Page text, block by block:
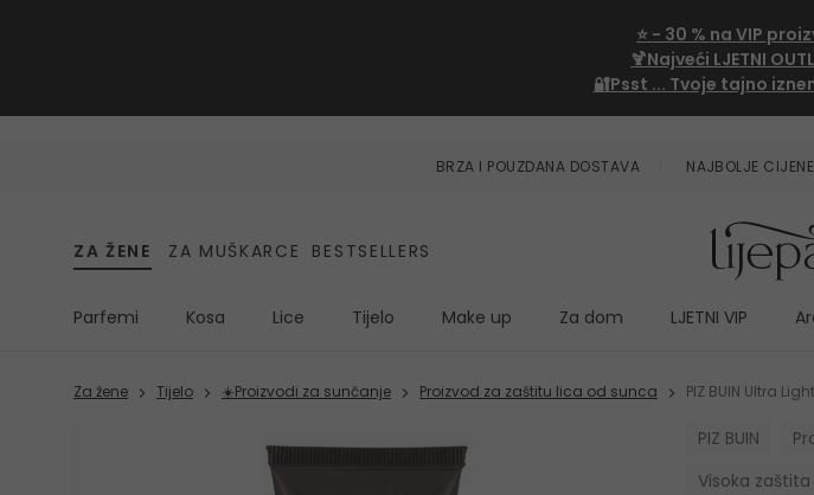
⭐ - 30 % na VIP
🍹Najveći LJETNI
🔐Psst ... Tvoje tajno
BRZA I POUZDANA DOSTAVA NAJBOLJE
ZA ŽENE ZA MUŠKARCE BESTSELLERS
Parfemi Kosa Lice Tijelo Make up Za dom LJETNI VIP
Za žene Tijelo ☀️Proizvodi za sunčanje Proizvod za zaštitu lica od sunca PIZ BUIN Ultra
PIZ BUIN
Visoka zaštita